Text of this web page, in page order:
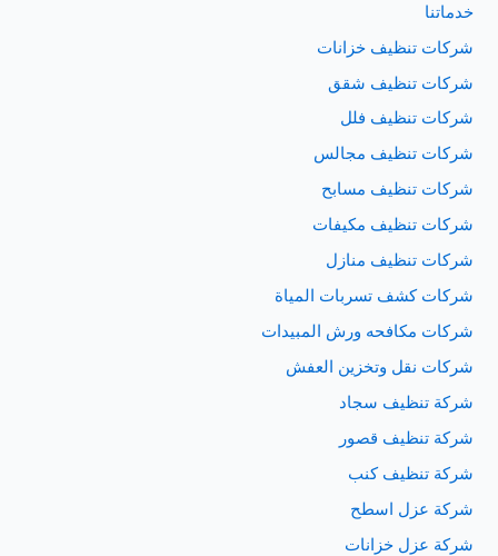
خدماتنا
شركات تنظيف خزانات
شركات تنظيف شقق
شركات تنظيف فلل
شركات تنظيف مجالس
شركات تنظيف مسابح
شركات تنظيف مكيفات
شركات تنظيف منازل
شركات كشف تسربات المياة
شركات مكافحه ورش المبيدات
شركات نقل وتخزين العفش
شركة تنظيف سجاد
شركة تنظيف قصور
شركة تنظيف كنب
شركة عزل اسطح
شركة عزل خزانات